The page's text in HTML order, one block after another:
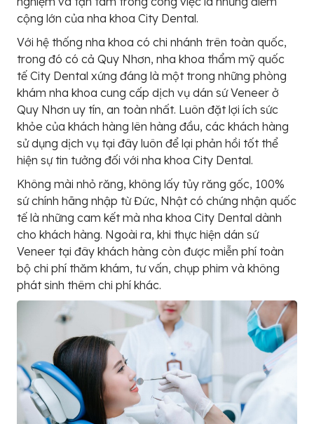
cộng lớn của nha khoa City Dental.
Với hệ thống nha khoa có chi nhánh trên toàn quốc,
trong đó có cả Quy Nhơn, nha khoa thẩm mỹ quốc
tế City Dental xứng đáng là một trong những phòng
khám nha khoa cung cấp dịch vụ dán sứ Veneer ở
Quy Nhơn uy tín, an toàn nhất. Luôn đặt lợi ích sức
khỏe của khách hàng lên hàng đầu, các khách hàng
sử dụng dịch vụ tại đây luôn để lại phản hồi tốt thể
hiện sự tin tưởng đối với nha khoa City Dental.
Không mài nhỏ răng, không lấy tủy răng gốc, 100%
sứ chính hãng nhập từ Đức, Nhật có chứng nhận quốc
tế là những cam kết mà nha khoa City Dental dành
cho khách hàng. Ngoài ra, khi thực hiện dán sứ
Veneer tại đây khách hàng còn được miễn phí toàn
bộ chi phí thăm khám, tư vấn, chụp phim và không
phát sinh thêm chi phí khác.